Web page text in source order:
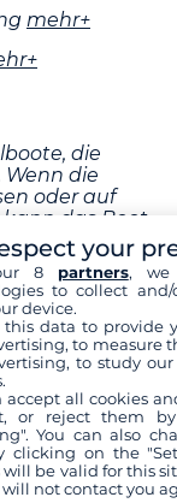
mehr+
die
die
oder auf
das Boot
einem
da
sind, sind
your
8 partners, we
to collect
device.
this data to provide
to measure
to study
accept all cookies
or reject them
You can also
clicking on the
will be valid for this
not contact you